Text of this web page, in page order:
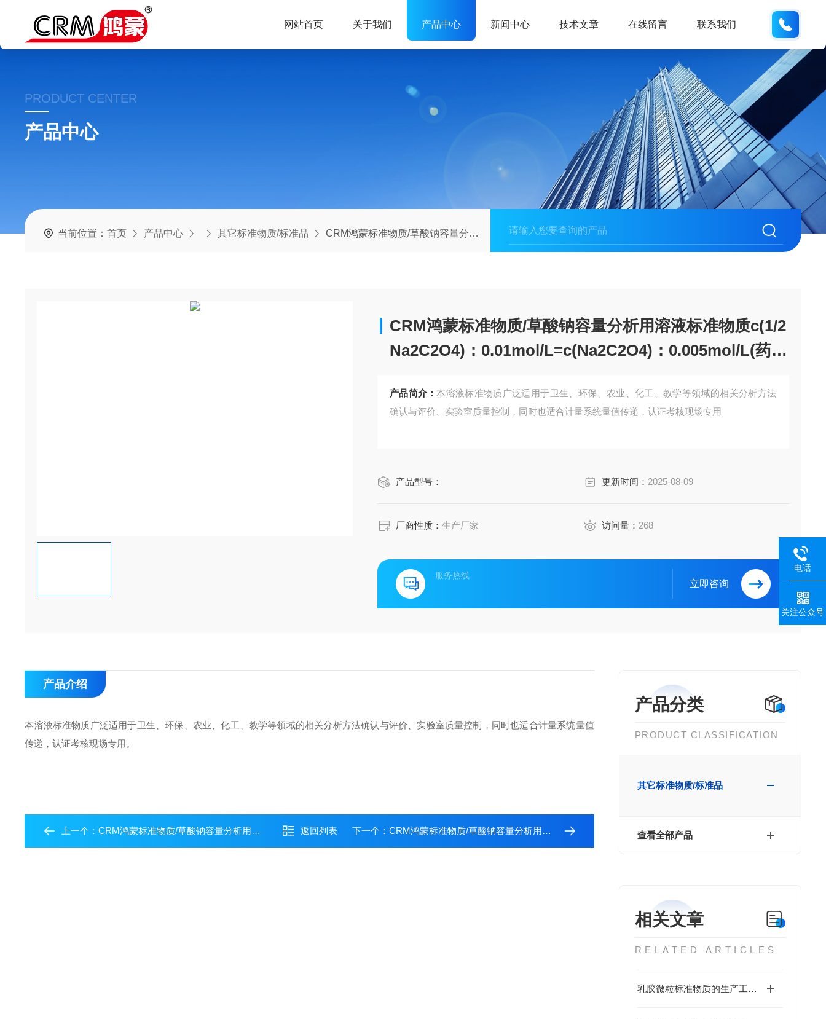
网站首页 关于我们 产品中心 新闻中心 技术文章 在线留言 联系我们
PRODUCT CENTER
产品中心
当前位置：首页 产品中心 其它标准物质/标准品 CRM鸿蒙标准物质/草酸钠容量分析用溶液标准物质c(1/2Na2C2O4)：0.01mol/L=c(Na2C2O4)：0.005mol/L(药典浓度)1L
CRM鸿蒙标准物质/草酸钠容量分析用溶液标准物质c(1/2
Na2C2O4)：0.01mol/L=c(Na2C2O4)：0.005mol/L(药典
产品简介：本溶液标准物质广泛适用于卫生、环保、农业、化工、教学等领域的相关分析方法
确认与评价、实验室质量控制，同时也适合计量系统量值传递，认证考核现场专用
产品型号： 更新时间： 2025-08-09
厂商性质：生产厂家 访问量： 268
服务热线
立即咨询
产品分类
PRODUCT CLASSIFICATION
其它标准物质/标准品
查看全部产品
相关文章
RELATED ARTICLES
乳胶微粒标准物质的生产工艺与优化
产品介绍
本溶液标准物质广泛适用于卫生、环保、农业、化工、教学等领域的相关分析方法确认与评价、实验室质量控制，同时也适合计量系统量值
传递，认证考核现场专用。
上一个：CRM鸿蒙标准物质/草酸钠容量分析用溶液标准物质c(1/2Na2C2O4)：0.5mol/L=c(Na2C2O4)：0.25mol/L(药典浓度)45mL 返回列表 下一个： CRM鸿蒙标准物质/草酸钠容量分析用溶液标准物质c(1/2Na2C2O4)：0.01mol/L=c(Na2C2O4)：0.005mol/L(药典浓度)45mL
电话
关注公众号